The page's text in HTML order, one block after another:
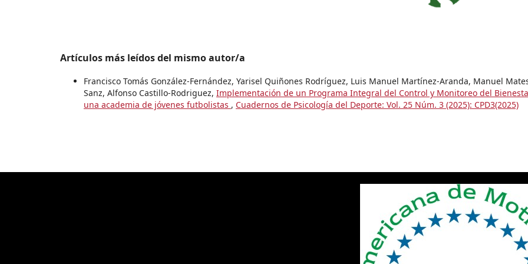
Artículos más leídos del mismo autor/a
Francisco Tomás González-Fernández, Yarisel Quiñones Rodríguez, Luis Manuel Martínez-Aranda, Manuel
Sanz, Alfonso Castillo-Rodriguez, Implementación de un Programa Integral del Control y Monitoreo del
una academia de jóvenes futbolistas , Cuadernos de Psicología del Deporte: Vol. 25 Núm. 3 (2025): CPD3(2025)